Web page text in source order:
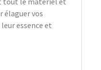
élaguer vos
essence et